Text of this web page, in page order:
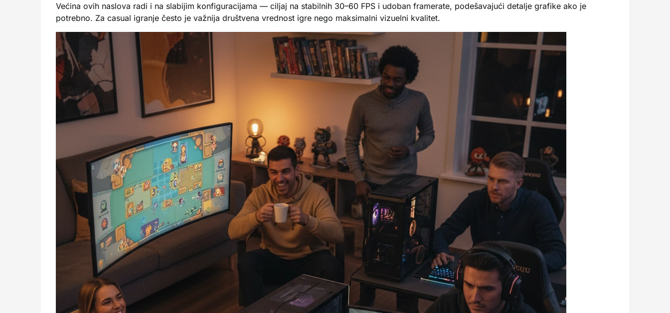
Većina ovih naslova radi i na slabijim konfiguracijama — ciljaj na stabilnih 30–60 FPS i udoban framerate, podešavajući detalje grafike ako je
potrebno. Za casual igranje često je važnija društvena vrednost igre nego maksimalni vizuelni kvalitet.